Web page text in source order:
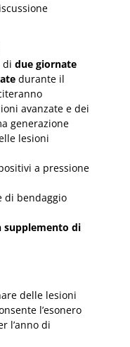
di due giornate
durante il
avanzate e dei
generazione
lesioni
a pressione
di bendaggio
supplemento di
delle lesioni
l’esonero
l’anno di